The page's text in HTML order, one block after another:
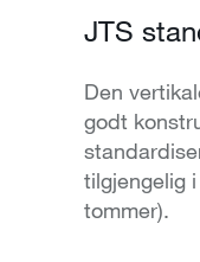
JTS
Den
godt
tilgjengelig
tommer).